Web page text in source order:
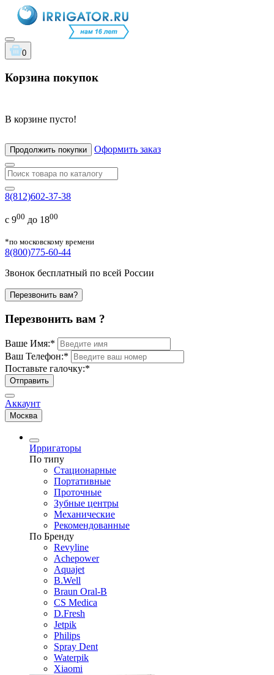
0
Корзина покупок
В корзине пусто!
Продолжить покупки Оформить заказ
8(812)602-37-38
с 900 до 1800
*по московскому времени
8(800)775-60-44
Звонок бесплатный по всей России
Перезвонить вам?
Перезвонить вам ?
Ваше Имя:*
Ваш Телефон:*
Поставьте галочку:*
Отправить
Аккаунт
Москва
Ирригаторы
По типу
Стационарные
Портативные
Проточные
Зубные центры
Механические
Рекомендованные
По Бренду
Revyline
Achepower
Aquajet
B.Well
Braun Oral-B
CS Medica
D.Fresh
Jetpik
Philips
Spray Dent
Waterpik
Xiaomi